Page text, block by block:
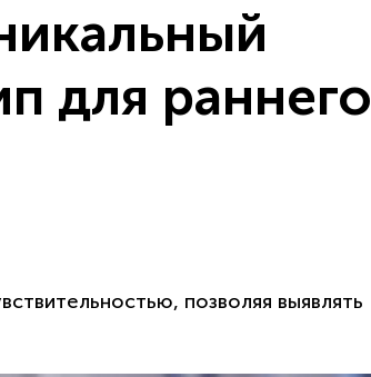
для раннего
позволяя выявлять